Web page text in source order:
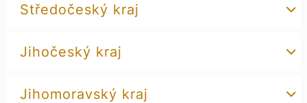
Středočeský kraj
Jihočeský kraj
Jihomoravský kraj